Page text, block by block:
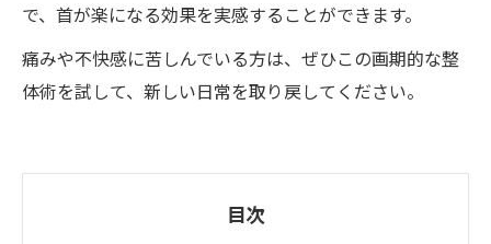
で、首が楽になる効果を実感することができます。
痛みや不快感に苦しんでいる方は、ぜひこの画期的な整
体術を試して、新しい日常を取り戻してください。
目次